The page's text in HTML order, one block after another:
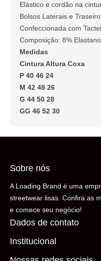
Elástico e cordão na
Bolsos Laterais e Traseiro
Confeccionada com Tactel .
Composição: 8%
Medidas
Cintura Altura Coxa
P 40 46 24
M 42 48 26
G 44 50 28
GG 46 52 30
Sobre nós
A Loading Brand é uma
streetwear lisas. Confira as
e comece seu negócio!
Dados de contato
(11) 99306-5206
Institucional
Quem somos